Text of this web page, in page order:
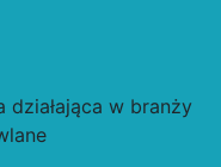
w branży